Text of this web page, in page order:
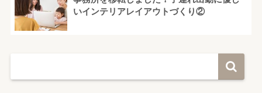
いインテリアレイアウトづくり②